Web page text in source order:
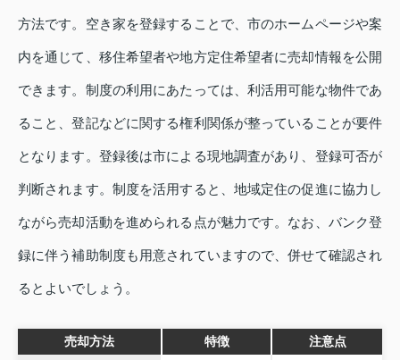
方法です。空き家を登録することで、市のホームページや案
内を通じて、移住希望者や地方定住希望者に売却情報を公開
できます。制度の利用にあたっては、利活用可能な物件であ
ること、登記などに関する権利関係が整っていることが要件
となります。登録後は市による現地調査があり、登録可否が
判断されます。制度を活用すると、地域定住の促進に協力し
ながら売却活動を進められる点が魅力です。なお、バンク登
録に伴う補助制度も用意されていますので、併せて確認され
るとよいでしょう。
売却方法 特徴 注意点